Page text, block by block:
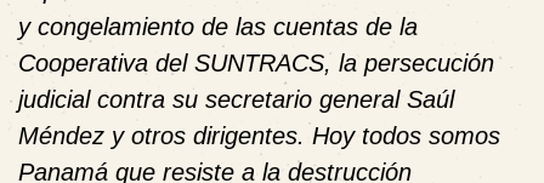
y congelamiento de las cuentas de la
Cooperativa del SUNTRACS, la persecución
judicial contra su secretario general Saúl
Méndez y otros dirigentes. Hoy todos somos
Panamá que resiste a la destrucción